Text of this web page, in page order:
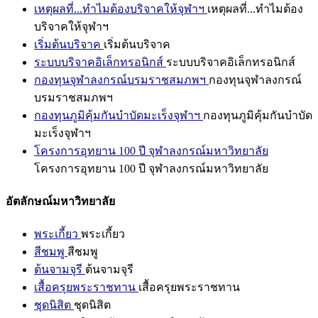
เหตุผลที่...ทำไมต้องบริจาคให้จุฬาฯ เหตุผลที่...ทำไมต้อง
บริจาคให้จุฬาฯ
เริ่มต้นบริจาค เริ่มต้นบริจาค
ระบบบริจาคอิเล็กทรอนิกส์ ระบบบริจาคอิเล็กทรอนิกส์
กองทุนจุฬาลงกรณ์บรมราชสมภพฯ กองทุนจุฬาลงกรณ์
บรมราชสมภพฯ
กองทุนภูมิคุ้มกันบำบัดมะเร็งจุฬาฯ กองทุนภูมิคุ้มกันบำบัด
มะเร็งจุฬาฯ
โครงการอุทยาน 100 ปี จุฬาลงกรณ์มหาวิทยาลัย
โครงการอุทยาน 100 ปี จุฬาลงกรณ์มหาวิทยาลัย
อัตลักษณ์มหาวิทยาลัย
พระเกี้ยว พระเกี้ยว
สีชมพู สีชมพู
ต้นจามจุรี ต้นจามจุรี
เสื้อครุยพระราชทาน เสื้อครุยพระราชทาน
ชุดนิสิต ชุดนิสิต